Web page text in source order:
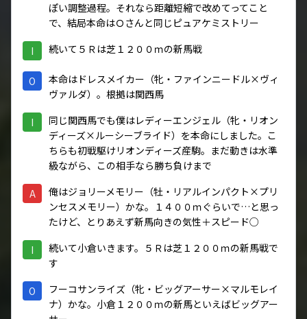
ぽい調整過程。それなら距離短縮で改めてってこと
で、結局本命はＯさんと同じピュアケミストリー
I 続いて５Ｒは芝１２００ｍの新馬戦
O
本命はドレスメイカー（牝・ファインニードル×ヴィ
ヴァルダ）。根拠は関西馬
I
同じ関西馬でも僕はレディーエンジェル（牝・リオン
ディーズ×ルーシーブライド）を本命にしました。こ
ちらも初戦駆けリオンディーズ産駒。まだ動きは水準
級ながら、この相手なら勝ち負けまで
A
俺はジョリーメモリー（牡・リアルインパクト×プリ
ンセスメモリー）かな。１４００ｍぐらいで…と思っ
たけど、とりあえず新馬向きの気性＋スピード○
I
続いて小倉いきます。５Ｒは芝１２００ｍの新馬戦で
す
O
フーコサンライズ（牝・ビッグアーサー×マルモレイ
ナ）かな。小倉１２００ｍの新馬といえばビッグアー